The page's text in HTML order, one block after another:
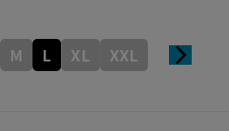
M L XL XXL